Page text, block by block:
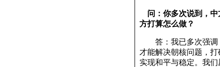
问：你多次说到，
方打算怎么做？
答：我已多次强调
才能解决朝核问题，
实现和平与稳定。我